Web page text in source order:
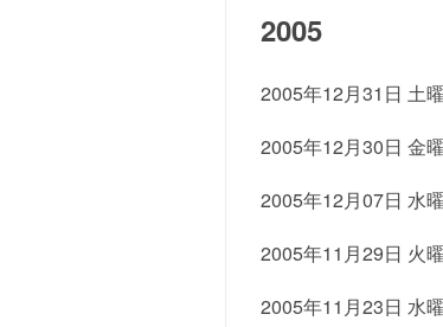
2005
2005年12月31日 土
2005年12月30日 金
2005年12月07日 水
2005年11月29日 火
2005年11月23日 水